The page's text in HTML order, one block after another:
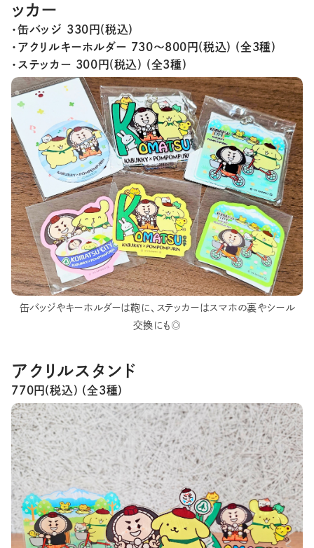
ッカー
・缶バッジ 330円(税込)
・アクリルキーホルダー 730～800円(税込) (全3種)
・ステッカー 300円(税込) (全3種)
缶バッジやキーホルダーは鞄に、ステッカーはスマホの裏やシール
交換にも◎
アクリルスタンド
770円(税込) (全3種)